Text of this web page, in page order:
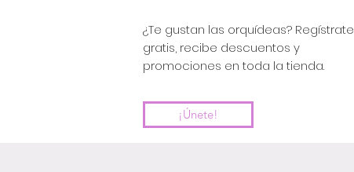
¿Te gustan las orquídeas? Regístrate
gratis, recibe descuentos y
promociones en toda la tienda.
¡Únete!